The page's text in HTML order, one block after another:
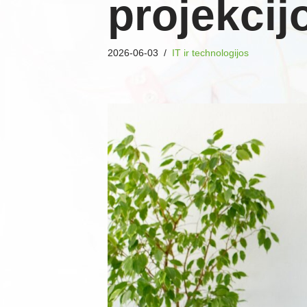
2026-06-03 IT ir technologijos